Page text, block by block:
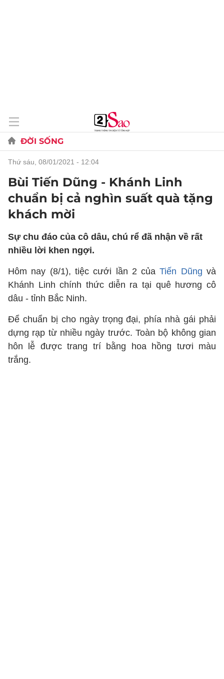
ĐỜI SỐNG
thứ sáu, 08/01/2021 - 12:04
Bùi Tiến Dũng - Khánh Linh
chuẩn bị cả nghìn suất quà tặng
khách mời
Sự chu đáo của cô dâu, chú rể đã nhận về rất
nhiều lời khen ngợi.
Hôm nay (8/1), tiệc cưới lần 2 củaTiến Dũng và
Khánh Linh chính thức diễn ra tại quê hương cô
dâu - tỉnh Bắc Ninh.
Để chuẩn bị cho ngày trọng đại, phía nhà gái phải
dựng rạp từ nhiều ngày trước. Toàn bộ không gian
hôn lễ được trang trí bằng hoa hồng tươi màu
trắng.